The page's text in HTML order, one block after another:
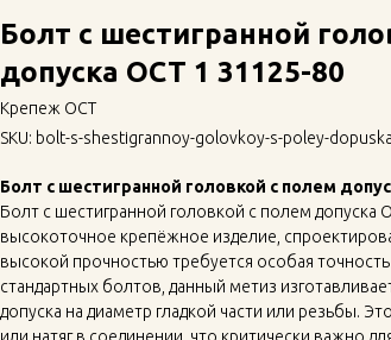
Болт с шестигранной
допуска ОСТ 1 31125-80
Крепеж ОСТ
SKU: bolt-s-shestigrannoy-golovkoy-s-poley-
Болт с шестигранной головкой с полем
Болт с шестигранной головкой с полем допуска
высокоточное крепёжное изделие,
высокой прочностью требуется особая
стандартных болтов, данный метиз
допуска на диаметр гладкой части или резьбы.